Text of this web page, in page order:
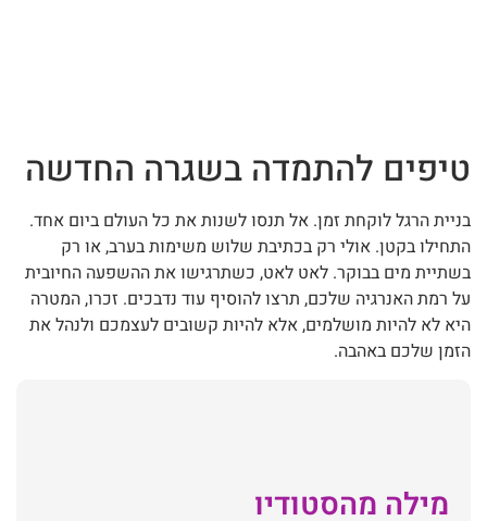
טיפים להתמדה בשגרה החדשה
בניית הרגל לוקחת זמן. אל תנסו לשנות את כל העולם ביום אחד.
התחילו בקטן. אולי רק בכתיבת שלוש משימות בערב, או רק
בשתיית מים בבוקר. לאט לאט, כשתרגישו את ההשפעה החיובית
על רמת האנרגיה שלכם, תרצו להוסיף עוד נדבכים. זכרו, המטרה
היא לא להיות מושלמים, אלא להיות קשובים לעצמכם ולנהל את
הזמן שלכם באהבה.
מילה מהסטודיו